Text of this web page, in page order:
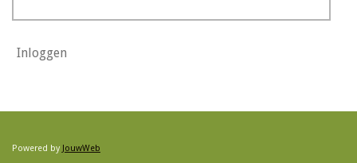
Inloggen
Powered by JouwWeb